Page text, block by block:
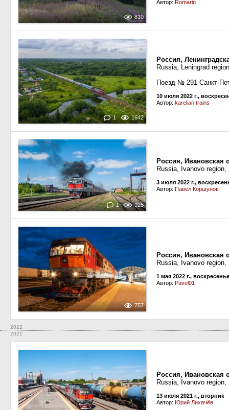
810
Автор: Romario
1 1642
Россия,
Russia, Leningrad
Поезд № 291 Санкт-
10 июля 2022 г.,
Автор: karelian trains
1 925
Россия, Ивановская
Russia, Ivanovo
3 июля 2022 г.,
Автор: Павел Коршунов
757
Россия, Ивановская
Russia, Ivanovo
1 мая 2022 г., воскресенье
Автор: Pavel01
2022
2021
Россия, Ивановская
Russia, Ivanovo
13 июля 2021 г., вторник
Автор: Юрий Лихачёв